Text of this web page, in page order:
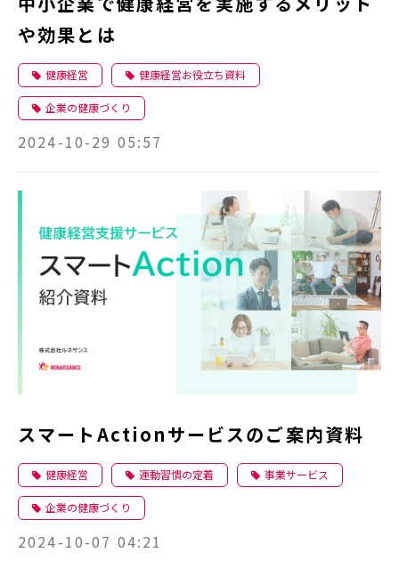
や効果とは
健康経営 健康経営お役立ち資料
企業の健康づくり
2024-10-29 05:57
スマートActionサービスのご案内資料
健康経営 運動習慣の定着 事業サービス
企業の健康づくり
2024-10-07 04:21